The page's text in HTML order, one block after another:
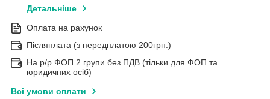
Детальніше
Оплата на рахунок
Післяплата (з передплатою 200грн.)
На р/р ФОП 2 групи без ПДВ (тільки для ФОП та
юридичних осіб)
Всі умови оплати